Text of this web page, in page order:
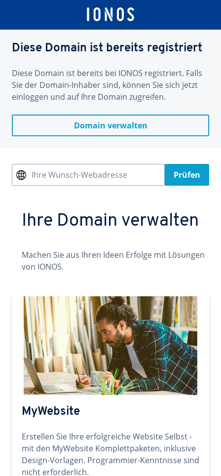
Diese Domain ist bereits registriert
Diese Domain ist bereits bei IONOS registriert. Falls
Sie der Domain-Inhaber sind, können Sie sich jetzt
einloggen und auf Ihre Domain zugreifen.
Domain verwalten
Ihre Wunsch-Webadresse Prüfen
Ihre Domain verwalten
Machen Sie aus Ihren Ideen Erfolge mit Lösungen
von IONOS.
MyWebsite
Erstellen Sie Ihre erfolgreiche Website Selbst -
mit den MyWebsite Komplettpaketen, inklusive
Design-Vorlagen. Programmier-Kenntnisse sind
nicht erforderlich.